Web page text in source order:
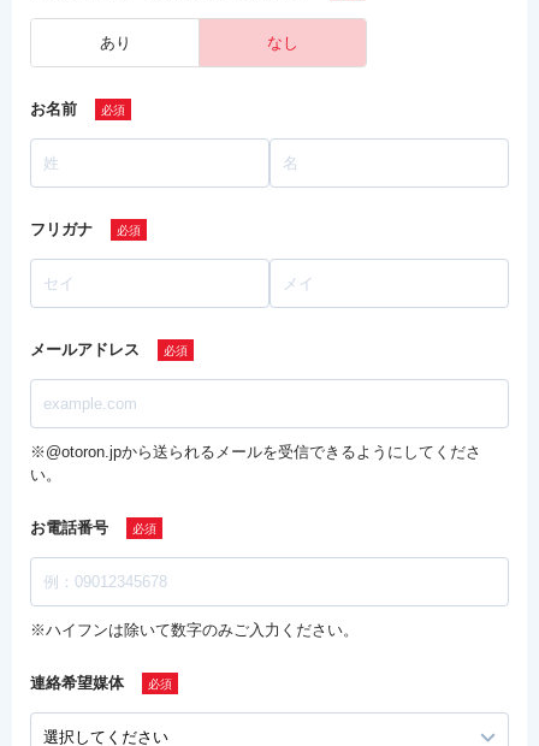
あり なし
お名前
フリガナ
メールアドレス
※@otoron.jpから送られるメールを受信できるようにしてくださ
い。
お電話番号
※ハイフンは除いて数字のみご入力ください。
連絡希望媒体